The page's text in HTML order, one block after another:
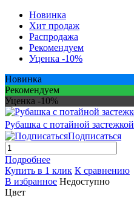
Новинка
Хит продаж
Распродажа
Рекомендуем
Уценка -10%
Новинка
Рекомендуем
Уценка -10%
Рубашка с потайной застежкой
Подписаться
Подробнее
Купить в 1 клик К сравнению
В избранное Недоступно
Цвет